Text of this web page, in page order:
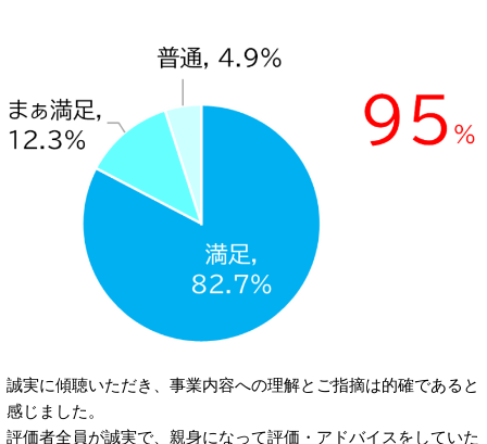
誠実に傾聴いただき、事業内容への理解とご指摘は的確であると
感じました。
評価者全員が誠実で、親身になって評価・アドバイスをしていた